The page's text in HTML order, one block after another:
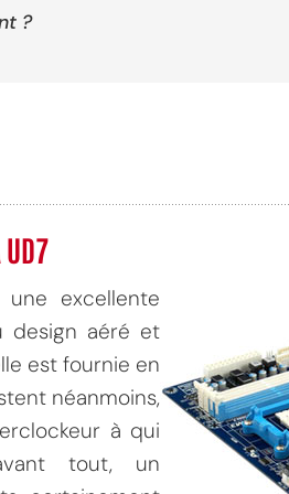
?
excellente
design aéré et
est fournie en
néanmoins,
à qui
tout, un